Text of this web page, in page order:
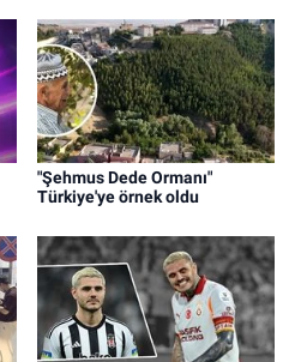
"Şehmus Dede Ormanı"
Türkiye'ye örnek oldu